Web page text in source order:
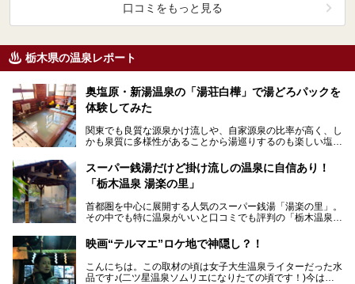
口コミをもっと見る
栃木県の温泉レポート
奥塩原・新湯温泉の「湯荘白樺」で湯どろパックを
体験してみた
関東でも良質な源泉かけ流しや、自家源泉の比率が高く、し
かも泉質に多様性があることから湯巡りするのも楽しい塩原
スーパー銭湯だけど掛け流しの温泉に自信あり！
「栃木温泉 湯楽の里」
首都圏を中心に展開する人気のスーパー銭湯「湯楽の里」。
その中でも特に温泉がいいと口コミでも評判の「栃木温泉
映画“テルマエ”ロケ地で神隠し？！
こんにちは。この取材の頃は女子大生温泉ライターだった水
品です♪(二ツ星温泉ソムリエになりたての頃です！)今はも